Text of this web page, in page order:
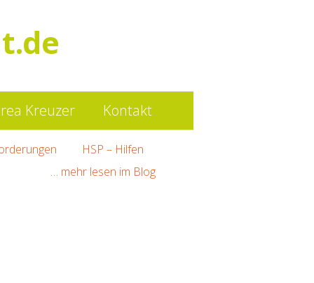
Kreuzer Kontakt
HSP – Hilfen
… mehr lesen im Blog